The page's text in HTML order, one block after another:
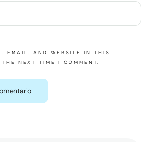
EMAIL, AND WEBSITE IN THIS
THE NEXT TIME I COMMENT.